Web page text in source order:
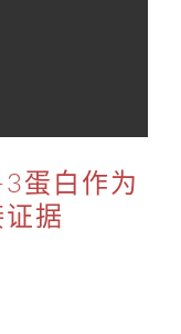
蛋白作为
据